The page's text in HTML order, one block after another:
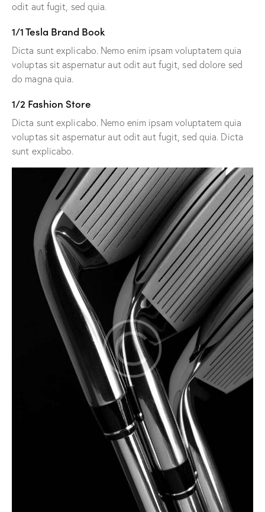
odit aut fugit, sed quia.
1/1 Tesla Brand Book
Dicta sunt explicabo. Nemo enim ipsam voluptatem quia
voluptas sit aspernatur aut odit aut fugit, sed dolore sed
do magna quia.
1/2 Fashion Store
Dicta sunt explicabo. Nemo enim ipsam voluptatem quia
voluptas sit aspernatur aut odit aut fugit, sed quia. Dicta
sunt explicabo.